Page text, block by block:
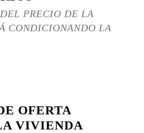
PRECIO DE LA
CONDICIONANDO LA
OFERTA
VIVIENDA